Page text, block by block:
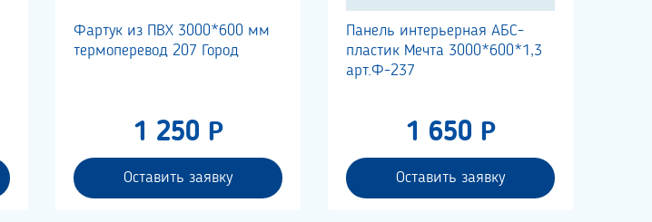
Фартук из ПВХ 3000*600 мм
термоперевод 207 Город
1 250 Р
Оставить заявку
Панель интерьерная АБС-
пластик Мечта 3000*600*1,3
арт.Ф-237
1 650 Р
Оставить заявку